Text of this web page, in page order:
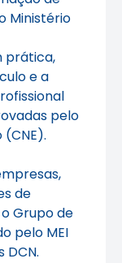
Ministério
prática,
e a
pelo
de
Grupo de
pelo MEI